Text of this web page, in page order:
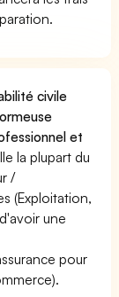
civile
et
la plupart du
/
(Exploitation,
une
pour